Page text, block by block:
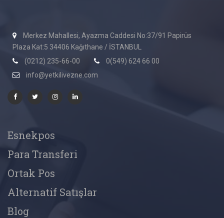
Merkez Mahallesi, Ayazma Caddesi No:37/91 Papirüs
Plaza Kat:5 34406 Kağıthane / İSTANBUL
(0212) 235-66-00
0(549) 624 66 00
info@yetkilivezne.com
Esnekpos
Para Transferi
Ortak Pos
Alternatif Satışlar
Blog